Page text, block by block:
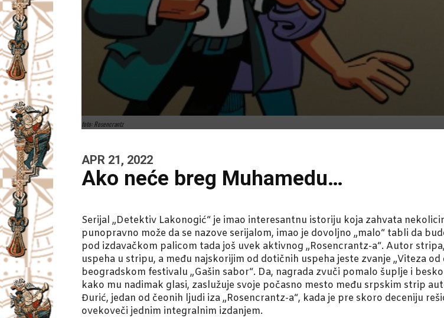
foto: Rosencrantz
APR 21, 2022
Ako neće breg Muhamedu…
Serijal „Detektiv Lakonogić“ je imao interesantnu istoriju koja zahvata
punopravno može da se nazove serijalom, imao je dovoljno „malo“ tabli da
pod izdavačkom palicom tada još uvek aktivnog „Rosencrantz-a“. Autor
uspeha u stripu, a među najskorijim od dotičnih uspeha jeste zvanje „Viteza
beogradskom festivalu „Gašin sabor“. Da, nagrada zvuči pomalo šuplje i
kako mu nadimak glasi, zaslužuje svoje počasno mesto među srpskim strip
Đurić, jedan od čeonih ljudi iza „Rosencrantz-a“, kada je pre skoro deceniju
ovekoveči jednim integralnim izdanjem.